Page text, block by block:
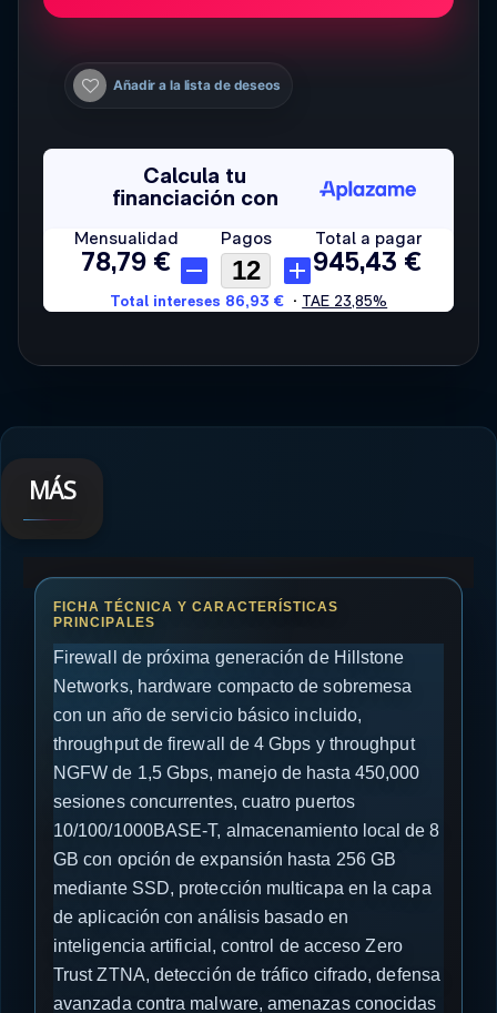
Añadir a la lista de deseos
MÁS
Firewall de próxima generación de Hillstone
Networks, hardware compacto de sobremesa
con un año de servicio básico incluido,
throughput de firewall de 4 Gbps y throughput
NGFW de 1,5 Gbps, manejo de hasta 450,000
sesiones concurrentes, cuatro puertos
10/100/1000BASE-T, almacenamiento local de 8
GB con opción de expansión hasta 256 GB
mediante SSD, protección multicapa en la capa
de aplicación con análisis basado en
inteligencia artificial, control de acceso Zero
Trust ZTNA, detección de tráfico cifrado, defensa
avanzada contra malware, amenazas conocidas